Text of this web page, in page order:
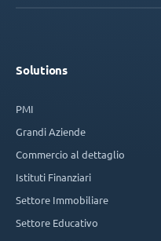
Solutions
PMI
Grandi Aziende
Commercio al dettaglio
Istituti Finanziari
Settore Immobiliare
Settore Educativo